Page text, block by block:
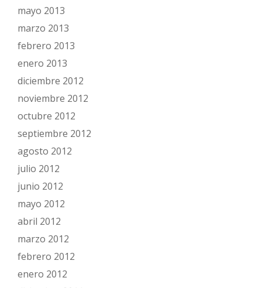
mayo 2013
marzo 2013
febrero 2013
enero 2013
diciembre 2012
noviembre 2012
octubre 2012
septiembre 2012
agosto 2012
julio 2012
junio 2012
mayo 2012
abril 2012
marzo 2012
febrero 2012
enero 2012